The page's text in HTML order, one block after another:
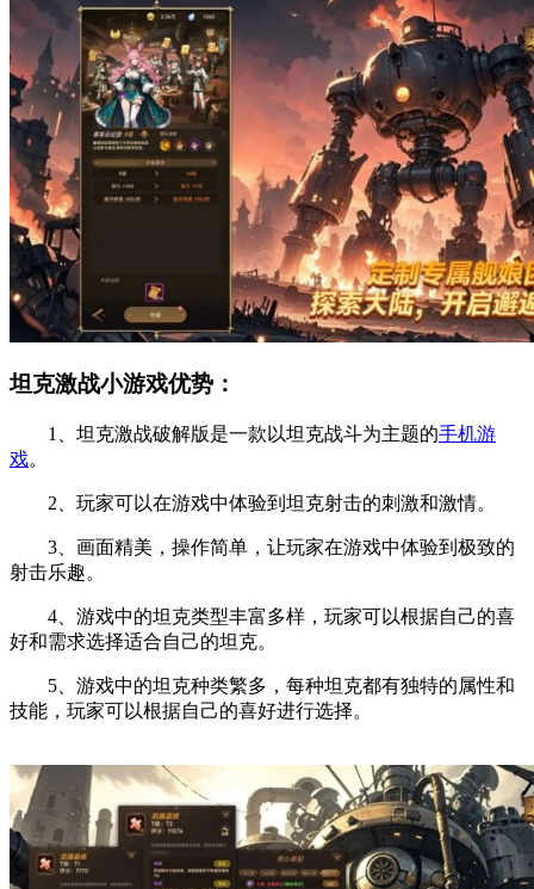
坦克激战小游戏优势：
1、坦克激战破解版是一款以坦克战斗为主题的手机游
戏。
2、玩家可以在游戏中体验到坦克射击的刺激和激情。
3、画面精美，操作简单，让玩家在游戏中体验到极致的
射击乐趣。
4、游戏中的坦克类型丰富多样，玩家可以根据自己的喜
好和需求选择适合自己的坦克。
5、游戏中的坦克种类繁多，每种坦克都有独特的属性和
技能，玩家可以根据自己的喜好进行选择。